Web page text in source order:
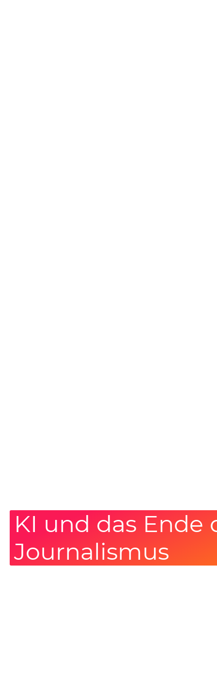
KI und das Ende
Journalismus